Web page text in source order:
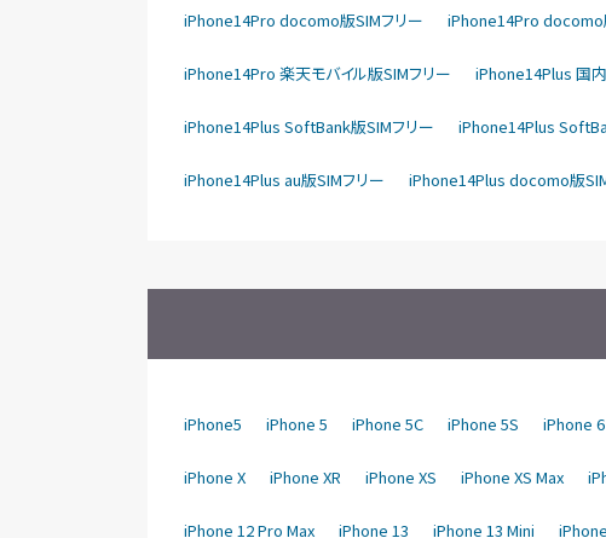
iPhone14Pro docomo版SIMフリー iPhone14Pro docomo
iPhone14Pro 楽天モバイル版SIMフリー iPhone14Plus 国
iPhone14Plus SoftBank版SIMフリー iPhone14Plus
iPhone14Plus au版SIMフリー iPhone14Plus docomo版
iPhone5 iPhone 5 iPhone 5C iPhone 5S iPhone 6
iPhone X iPhone XR iPhone XS iPhone XS Max
iPhone 12 Pro Max iPhone 13 iPhone 13 Mini